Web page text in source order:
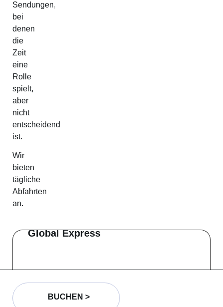
Sendungen,
bei
denen
die
Zeit
eine
Rolle
spielt,
aber
nicht
entscheidend
ist.
Wir
bieten
tägliche
Abfahrten
an.
Global Express
BUCHEN >